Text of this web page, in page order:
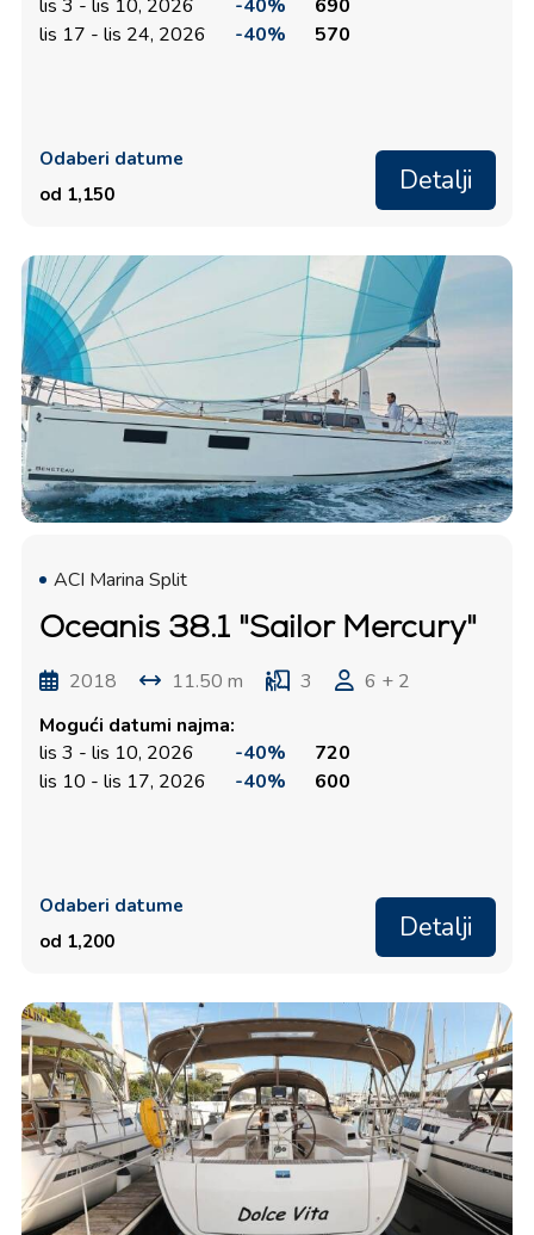
lis 3 - lis 10, 2026 -40%
690
lis 17 - lis 24, 2026
-40% 570
Odaberi datume
od 1,150
Detalji
ACI Marina Split
Oceanis 38.1 "Sailor Mercury"
2018 11.50 m 3
6 + 2
Mogući datumi najma:
lis 3 - lis 10, 2026
-40%
720
lis 10 - lis 17, 2026
-40% 600
Odaberi datume
od 1,200
Detalji